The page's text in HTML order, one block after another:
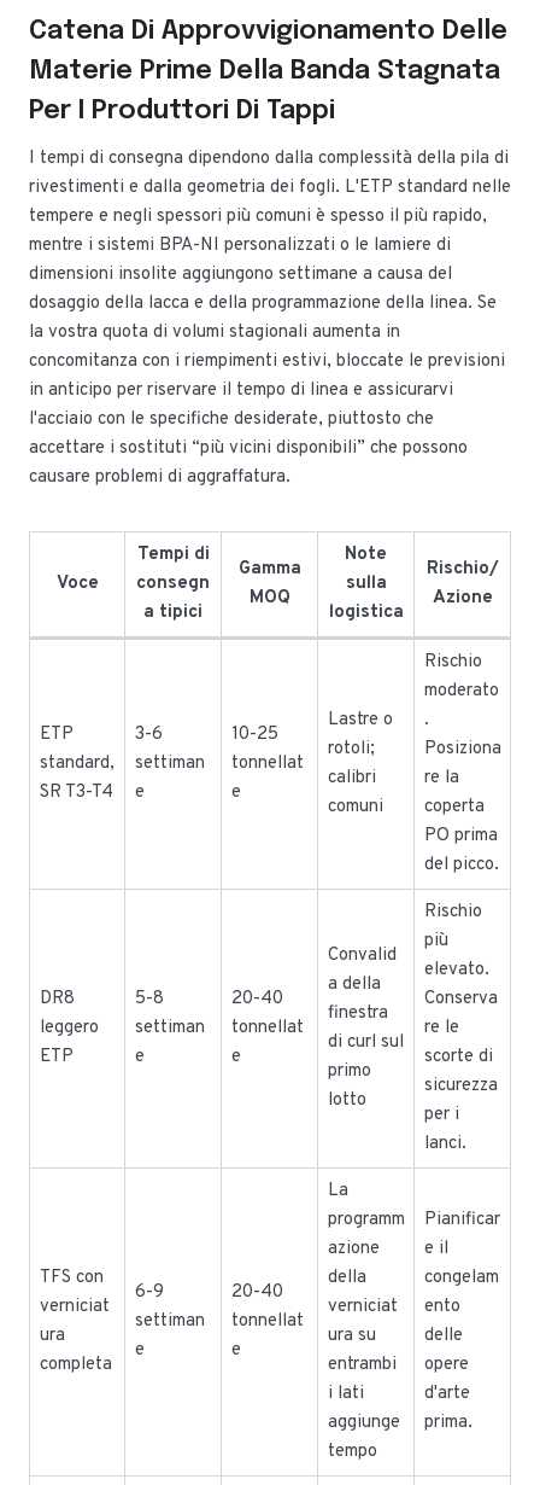
Catena Di Approvvigionamento Delle
Materie Prime Della Banda Stagnata
Per I Produttori Di Tappi
I tempi di consegna dipendono dalla complessità della pila di
rivestimenti e dalla geometria dei fogli. L'ETP standard nelle
tempere e negli spessori più comuni è spesso il più rapido,
mentre i sistemi BPA-NI personalizzati o le lamiere di
dimensioni insolite aggiungono settimane a causa del
dosaggio della lacca e della programmazione della linea. Se
la vostra quota di volumi stagionali aumenta in
concomitanza con i riempimenti estivi, bloccate le previsioni
in anticipo per riservare il tempo di linea e assicurarvi
l'acciaio con le specifiche desiderate, piuttosto che
accettare i sostituti “più vicini disponibili” che possono
causare problemi di aggraffatura.
Voce
Tempi di
consegn
a tipici
Gamma
MOQ
Note
sulla
logistica
Rischio/
Azione
ETP
standard,
SR T3-T4
3-6
settiman
e
10-25
tonnellat
e
Lastre o
rotoli;
calibri
comuni
Rischio
moderato
.
Posiziona
re la
coperta
PO prima
del picco.
DR8
leggero
ETP
5-8
settiman
e
20-40
tonnellat
e
Convalid
a della
finestra
di curl sul
primo
lotto
Rischio
più
elevato.
Conserva
re le
scorte di
sicurezza
per i
lanci.
TFS con
verniciat
ura
completa
6-9
settiman
e
20-40
tonnellat
e
La
programm
azione
della
verniciat
ura su
entrambi
i lati
aggiunge
tempo
Pianificar
e il
congelam
ento
delle
opere
d'arte
prima.